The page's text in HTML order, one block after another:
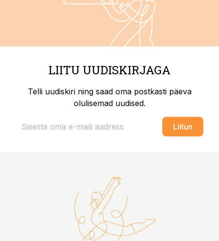
LIITU UUDISKIRJAGA
Telli uudiskiri ning saad oma postkasti päeva
olulisemad uudised.
Liitun